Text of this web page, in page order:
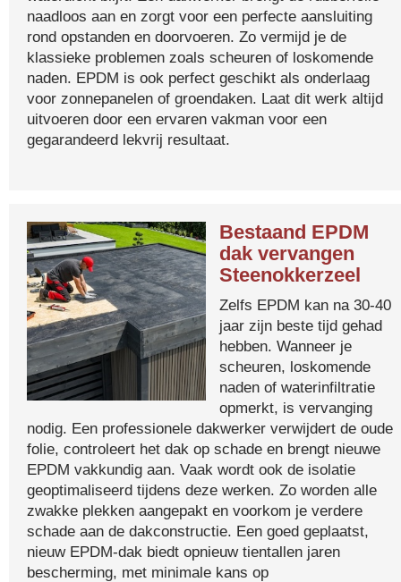
naadloos aan en zorgt voor een perfecte aansluiting
rond opstanden en doorvoeren. Zo vermijd je de
klassieke problemen zoals scheuren of loskomende
naden. EPDM is ook perfect geschikt als onderlaag
voor zonnepanelen of groendaken. Laat dit werk altijd
uitvoeren door een ervaren vakman voor een
gegarandeerd lekvrij resultaat.
Bestaand EPDM
dak vervangen
Steenokkerzeel
Zelfs EPDM kan na 30-40
jaar zijn beste tijd gehad
hebben. Wanneer je
scheuren, loskomende
naden of waterinfiltratie
opmerkt, is vervanging
nodig. Een professionele dakwerker verwijdert de oude
folie, controleert het dak op schade en brengt nieuwe
EPDM vakkundig aan. Vaak wordt ook de isolatie
geoptimaliseerd tijdens deze werken. Zo worden alle
zwakke plekken aangepakt en voorkom je verdere
schade aan de dakconstructie. Een goed geplaatst,
nieuw EPDM-dak biedt opnieuw tientallen jaren
bescherming, met minimale kans op